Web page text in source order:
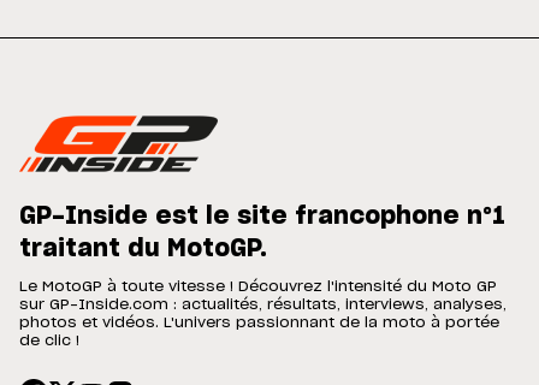
GP-Inside est le site francophone n°1
traitant du MotoGP.
Le MotoGP à toute vitesse ! Découvrez l'intensité du Moto GP
sur GP-Inside.com : actualités, résultats, interviews, analyses,
photos et vidéos. L'univers passionnant de la moto à portée
de clic !